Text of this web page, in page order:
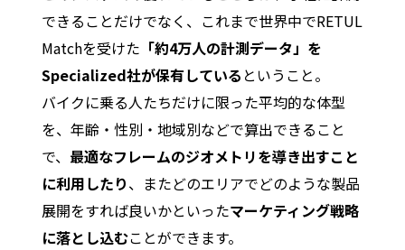
できることだけでなく、これまで世界中でRETUL
Matchを受けた 「約4万人の計測データ」を
Specialized社が保有している ということ。
バイクに乗る人たちだけに限った平均的な体型
を、年齢・性別・地域別などで算出できること
で、 最適なフレームのジオメトリを導き出すこと
に利用したり、またどのエリアでどのような製品
展開をすれば良いかといったマーケティング戦略
に落とし込むことができます。